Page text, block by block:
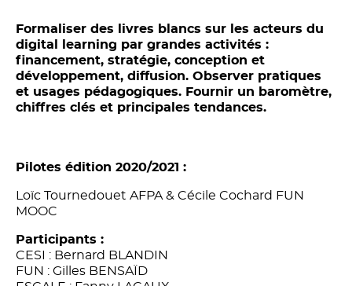
Formaliser des livres blancs sur les acteurs du
digital learning par grandes activités :
financement, stratégie, conception et
développement, diffusion. Observer pratiques
et usages pédagogiques. Fournir un baromètre,
chiffres clés et principales tendances.
Pilotes édition 2020/2021 :
Loïc Tournedouet AFPA & Cécile Cochard FUN
MOOC
Participants :
CESI : Bernard BLANDIN
FUN : Gilles BENSAÏD